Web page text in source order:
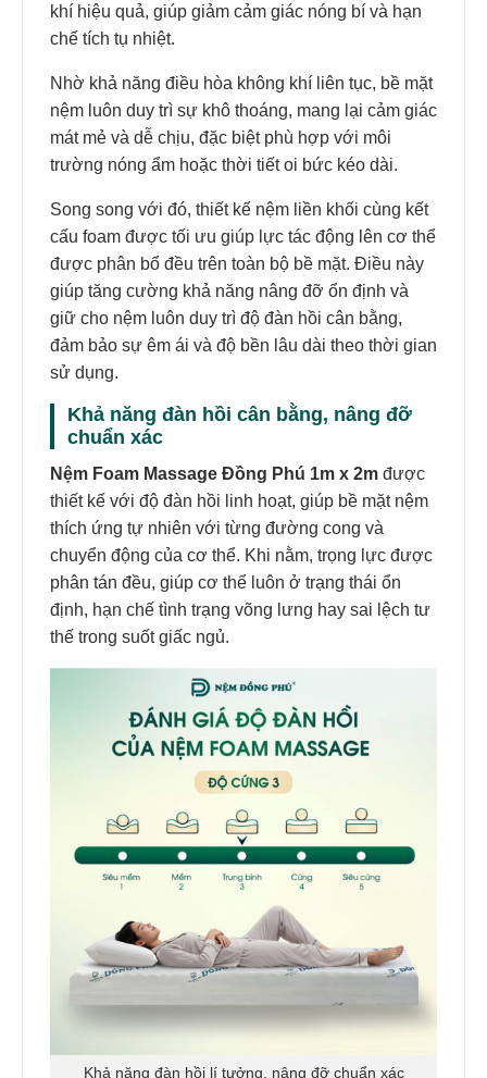
khí hiệu quả, giúp giảm cảm giác nóng bí và hạn
chế tích tụ nhiệt.
Nhờ khả năng điều hòa không khí liên tục, bề mặt
nệm luôn duy trì sự khô thoáng, mang lại cảm giác
mát mẻ và dễ chịu, đặc biệt phù hợp với môi
trường nóng ẩm hoặc thời tiết oi bức kéo dài.
Song song với đó, thiết kế nệm liền khối cùng kết
cấu foam được tối ưu giúp lực tác động lên cơ thể
được phân bổ đều trên toàn bộ bề mặt. Điều này
giúp tăng cường khả năng nâng đỡ ổn định và
giữ cho nệm luôn duy trì độ đàn hồi cân bằng,
đảm bảo sự êm ái và độ bền lâu dài theo thời gian
sử dụng.
Khả năng đàn hồi cân bằng, nâng đỡ
chuẩn xác
Nệm Foam Massage Đồng Phú 1m x 2m được
thiết kế với độ đàn hồi linh hoạt, giúp bề mặt nệm
thích ứng tự nhiên với từng đường cong và
chuyển động của cơ thể. Khi nằm, trọng lực được
phân tán đều, giúp cơ thể luôn ở trạng thái ổn
định, hạn chế tình trạng võng lưng hay sai lệch tư
thế trong suốt giấc ngủ.
Khả năng đàn hồi lí tưởng, nâng đỡ chuẩn xác